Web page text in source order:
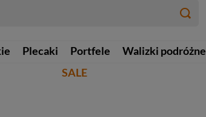
Plecaki Portfele Walizki podróżne
SALE